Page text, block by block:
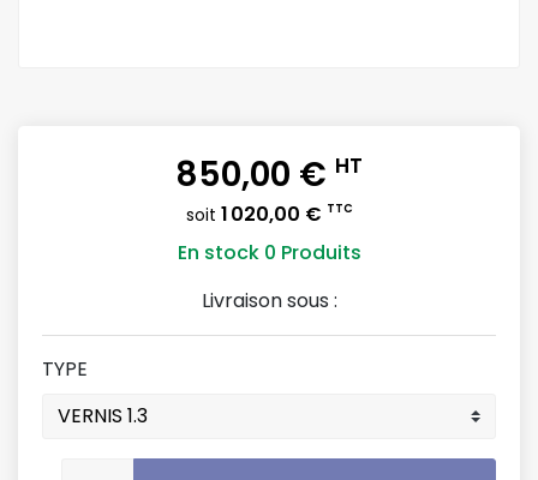
850,00 € HT
soit 1 020,00 € TTC
En stock 0 Produits
Livraison sous :
TYPE